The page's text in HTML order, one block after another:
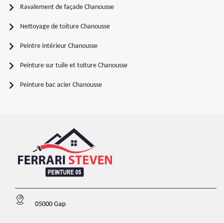
Ravalement de façade Chanousse
Nettoyage de toiture Chanousse
Peintre intérieur Chanousse
Peinture sur tuile et toiture Chanousse
Peinture bac acier Chanousse
05000 Gap